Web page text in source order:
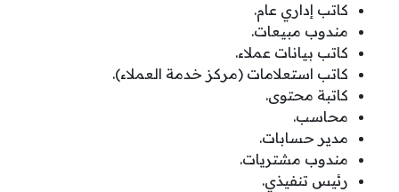
كاتب إداري عام.
مندوب مبيعات.
كاتب بيانات عملاء.
كاتب استعلامات (مركز خدمة العملاء).
كاتبة محتوى.
محاسب.
مدير حسابات.
مندوب مشتريات.
رئيس تنفيذي.